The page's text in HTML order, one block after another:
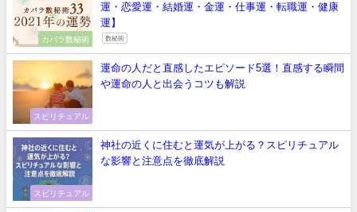
カバラ数秘術
運・恋愛運・結婚運・金運・仕事運・転職運・健康
運】
数秘術
スピリチュアル
運命の人だと直感したエピソード5選！直感する瞬間
や運命の人と出会うコツも解説
スピリチュアル
神社の近くに住むと運気が上がる？スピリチュアル
な影響と注意点を徹底解説